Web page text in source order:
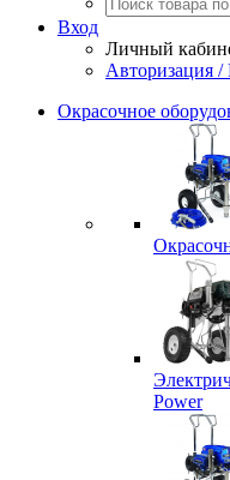
Вход
Личный
Авторизация /
Окрасочное
Power